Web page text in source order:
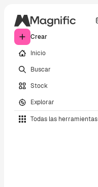
Crear
Inicio
Buscar
Stock
Explorar
Todas las herramientas